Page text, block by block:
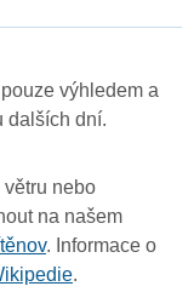
výhledem a
dalších dní.
nebo
na našem
. Informace o
.